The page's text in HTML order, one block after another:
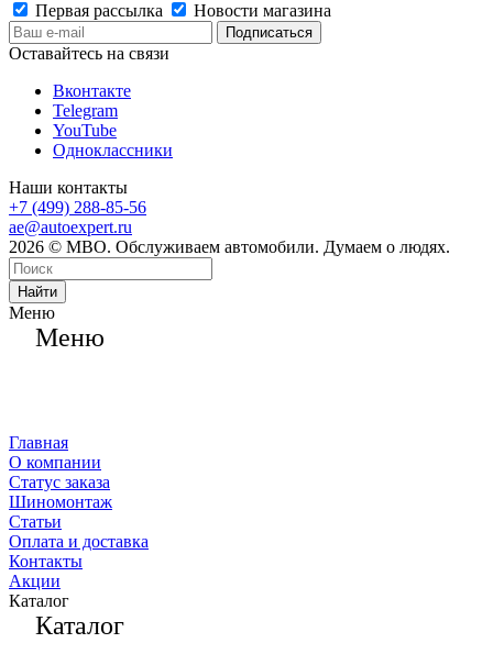
Первая рассылка
Новости магазина
Оставайтесь на связи
Вконтакте
Telegram
YouTube
Одноклассники
Наши контакты
+7 (499) 288-85-56
ae@autoexpert.ru
2026 © МВО. Обслуживаем автомобили. Думаем о людях.
Найти
Меню
Меню
Главная
О компании
Статус заказа
Шиномонтаж
Статьи
Оплата и доставка
Контакты
Акции
Каталог
Каталог